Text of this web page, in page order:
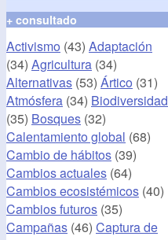
+ consultado
Activismo (43) Adaptación
(34) Agricultura (34)
Alternativas (53) Ártico (31)
Atmósfera (34) Biodiversidad
(35) Bosques (32)
Calentamiento global (68)
Cambio de hábitos (39)
Cambios actuales (64)
Cambios ecosistémicos (40)
Cambios futuros (35)
Campañas (46) Captura de